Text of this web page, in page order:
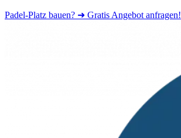
Padel-Platz bauen? ➜ Gratis Angebot anfragen!